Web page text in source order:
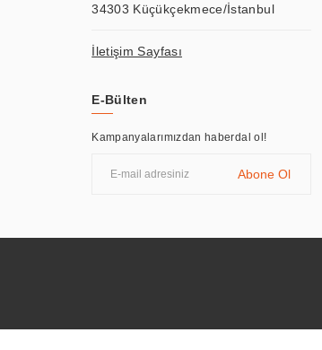
34303 Küçükçekmece/İstanbul
İletişim Sayfası
E-Bülten
Kampanyalarımızdan haberdal ol!
Abone Ol